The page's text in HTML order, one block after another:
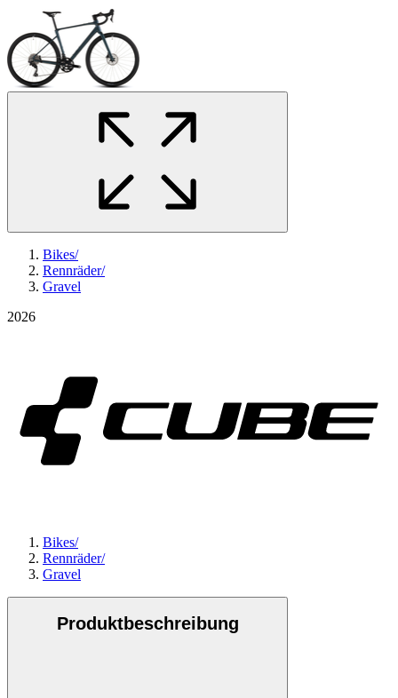
Bikes/
Rennräder/
Gravel
2026
Bikes/
Rennräder/
Gravel
Produktbeschreibung